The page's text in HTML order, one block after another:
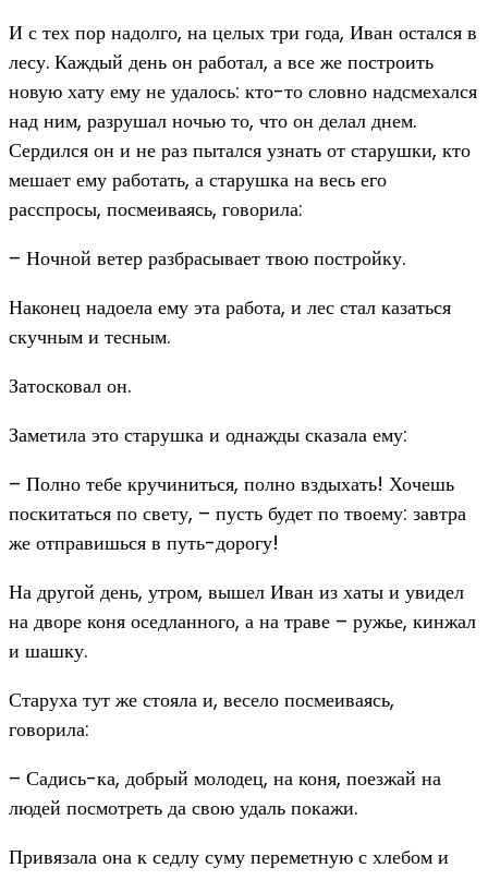
И с тех пор надолго, на целых три года, Иван остался в
лесу. Каждый день он работал, а все же построить
новую хату ему не удалось: кто-то словно надсмехался
над ним, разрушал ночью то, что он делал днем.
Сердился он и не раз пытался узнать от старушки, кто
мешает ему работать, а старушка на весь его
расспросы, посмеиваясь, говорила:
– Ночной ветер разбрасывает твою постройку.
Наконец надоела ему эта работа, и лес стал казаться
скучным и тесным.
Затосковал он.
Заметила это старушка и однажды сказала ему:
– Полно тебе кручиниться, полно вздыхать! Хочешь
поскитаться по свету, – пусть будет по твоему: завтра
же отправишься в путь-дорогу!
На другой день, утром, вышел Иван из хаты и увидел
на дворе коня оседланного, а на траве – ружье, кинжал
и шашку.
Старуха тут же стояла и, весело посмеиваясь,
говорила:
– Садись-ка, добрый молодец, на коня, поезжай на
людей посмотреть да свою удаль покажи.
Привязала она к седлу суму переметную с хлебом и